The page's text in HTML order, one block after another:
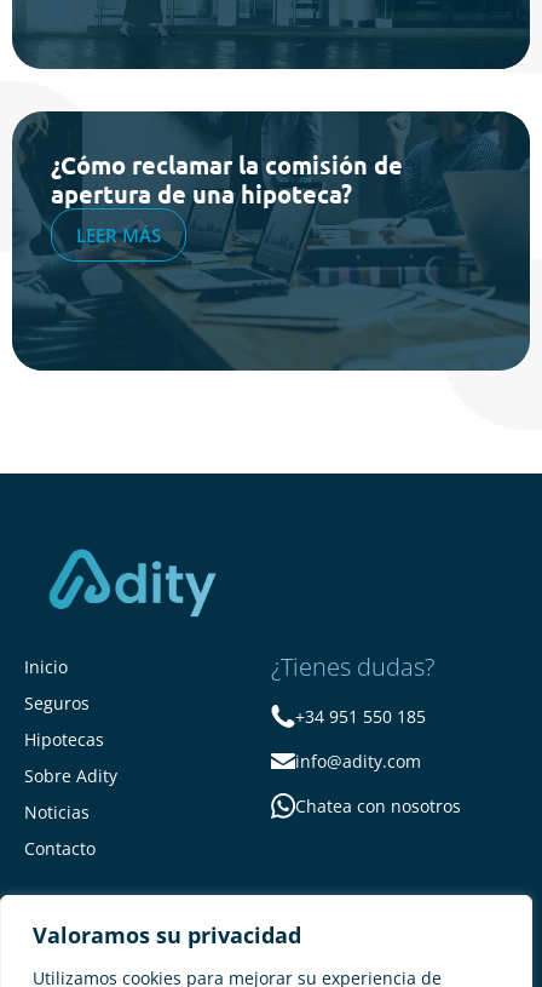
Valoramos su privacidad
Utilizamos cookies para mejorar su experiencia de
¿Cómo reclamar la comisión de
apertura de una hipoteca?
LEER MÁS
Inicio
Seguros
Hipotecas
Sobre Adity
Noticias
Contacto
¿Tienes dudas?
+34 951 550 185
info@adity.com
Chatea con nosotros